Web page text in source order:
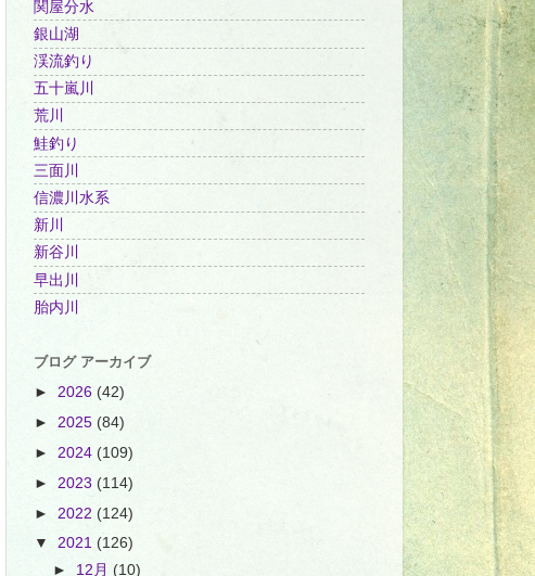
関屋分水
銀山湖
渓流釣り
五十嵐川
荒川
鮭釣り
三面川
信濃川水系
新川
新谷川
早出川
胎内川
ブログ アーカイブ
► 2026 (42)
► 2025 (84)
► 2024 (109)
► 2023 (114)
► 2022 (124)
▼ 2021 (126)
► 12月(10)